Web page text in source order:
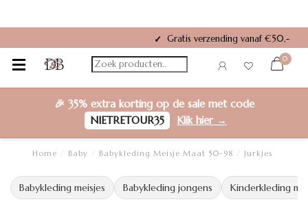
✓ Gratis verzending vanaf €50,-
0
🎉 35% extra kortingop de sale met code
NIETRETOUR35
Klik hier →
Home Baby Babykleding Meisje Maat 50-98 Jurkjes
Babykleding meisjes Babykleding jongens Kinderkleding